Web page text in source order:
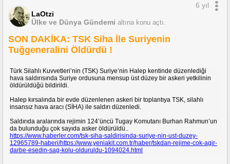
LaOtzi
Ülke ve Dünya Gündemi altına konu açtı.
6 yıl
SON DAKİKA: TSK Siha İle Suriyenin
Tuğgeneralini Öldürdü !
Türk Silahlı Kuvvetleri’nin (TSK) Suriye’nin Halep kentinde düzenlediği
hava saldırısında Suriye ordusuna mensup üst düzey bir askeri yetkilinin
öldürüldüğü bildirildi.
Halep kırsalında bir evde düzenlenen askeri bir toplantıya TSK, silahlı
insansız hava aracı (SİHA) ile saldırı düzenledi.
Saldırıda aralarında rejimin 124’üncü Tugay Komutanı Burhan Rahmun’un
da bulunduğu çok sayıda asker öldürüldü..
https://www.haberler.com/tsk-siha-saldirisinda-suriye-nin-ust-duzey-
12965789-haberi/https://www.yeniakit.com.tr/haber/tskdan-rejime-cok-agir-
darbe-esedin-sag-kolu-olduruldu-1094024.html